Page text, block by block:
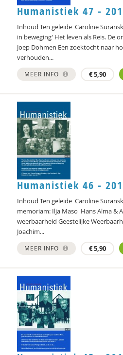
Yannick Brito Alves
Richard Brons
Denijs Bru
Ellen de Bruin
Alain Caillé e.v.a
Laura Capitaine
William E. Connolly
Christine Cuomo
Carol D. Ryff
Annelieke Damen
Marjon de Boer-Bruggink
Isolde de Groot
Tryntsje de Groot
Ed de Jonge
Norbert de Kooter
Michiel de Ronde
Marcel de Rooij
Ineke de Vries
Humanistiek 47 -
Inhoud Ten geleide Caroline
in beweging' Het leven als Reis. De
Joep Dohmen Een zoektocht naar
verhouden...
MEER INFO €5,90
Humanistiek 46 -
Inhoud Ten geleide Caroline
memoriam: Ilja Maso Hans Alma &
weerbaarheid Geestelijke
Joachim...
MEER INFO €5,90